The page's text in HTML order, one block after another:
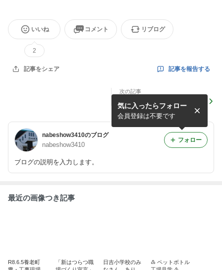
いいね
2
コメント リブログ
記事をシェア 記事を報告する
次の記事
R8.6.5養老町豊・工事現場見
学会開催‼
nabeshow3410のブログ
nabeshow3410
ブログの説明を入力します。
気に入ったらフォロー
会員登録は不要です
フォロー
最近の画像つき記事
R8.6.5養老町
「新はつらつ職
日吉小学校のみ
♳ ペットボトル